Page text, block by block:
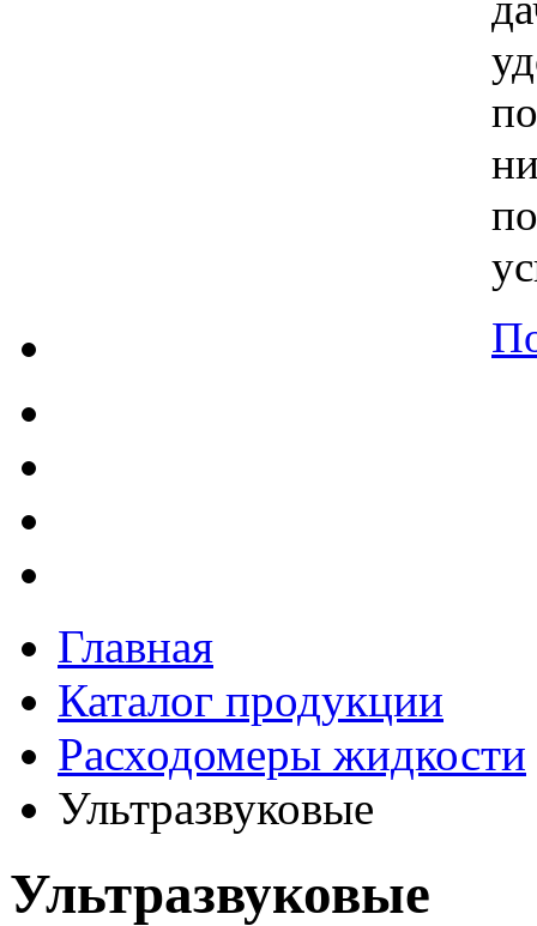
Главная
Каталог продукции
Расходомеры жидкости
Ультразвуковые
Ультразвуковые